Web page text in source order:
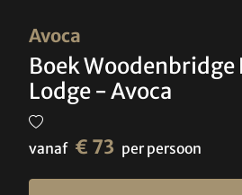
Avoca
Boek Woodenbridge
Lodge - Avoca
vanaf € 73 per persoon